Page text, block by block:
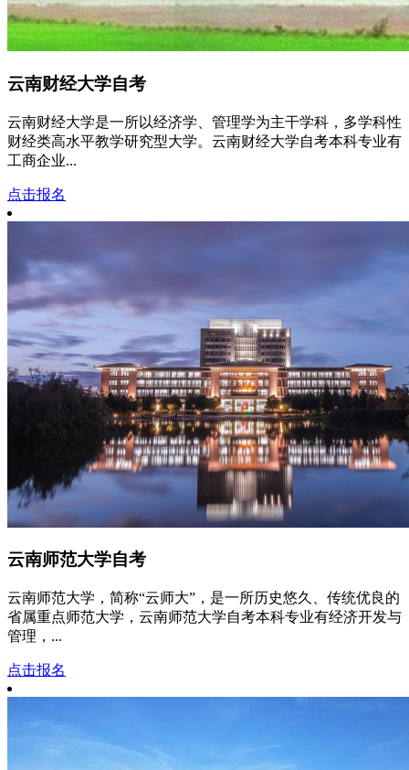
云南财经大学自考
云南财经大学是一所以经济学、管理学为主干学科，多学科性
财经类高水平教学研究型大学。云南财经大学自考本科专业有
工商企业...
点击报名
云南师范大学自考
云南师范大学，简称“云师大”，是一所历史悠久、传统优良的
省属重点师范大学，云南师范大学自考本科专业有经济开发与
管理，...
点击报名